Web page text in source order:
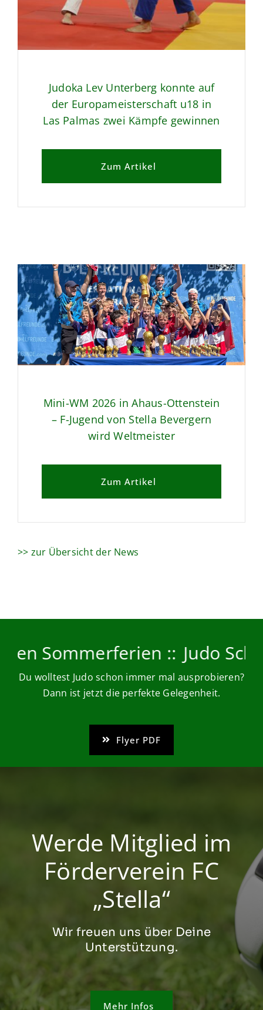
Judoka Lev Unterberg konnte auf
der Europameisterschaft u18 in
Las Palmas zwei Kämpfe gewinnen
Zum Artikel
Mini-WM 2026 in Ahaus-Ottenstein
– F-Jugend von Stella Bevergern
wird Weltmeister
Zum Artikel
>> zur Übersicht der News
Sommerferien :: Judo
Du wolltest Judo schon immer mal ausprobieren?
Dann ist jetzt die perfekte Gelegenheit.
Flyer PDF
Werde Mitglied im
Förderverein FC
„Stella“
Wir freuen uns über Deine
Unterstützung.
Mehr Infos